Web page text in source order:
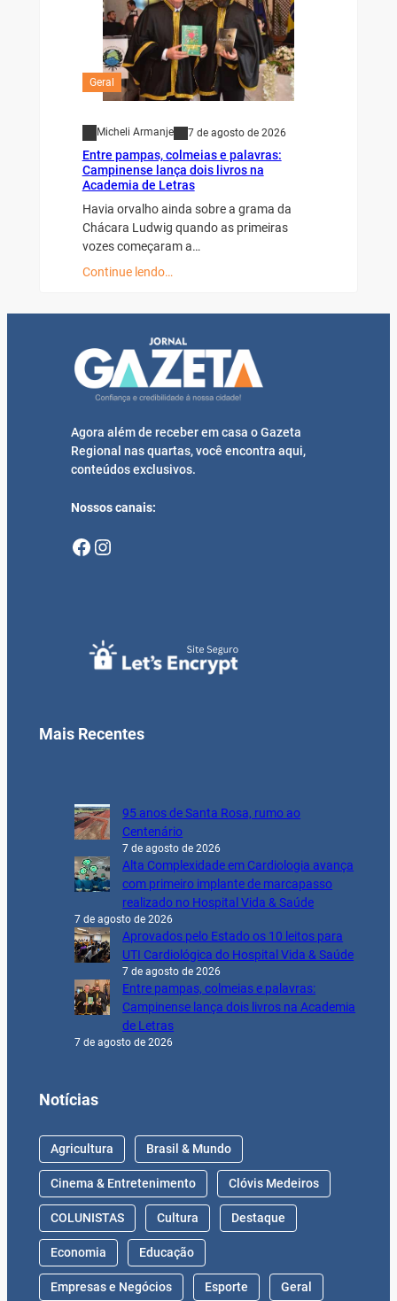
Geral
Micheli Armanje 7 de agosto de 2026
Entre pampas, colmeias e palavras:
Campinense lança dois livros na
Academia de Letras
Havia orvalho ainda sobre a grama da
Chácara Ludwig quando as primeiras
vozes começaram a…
Continue lendo…
Agora além de receber em casa o Gazeta
Regional nas quartas, você encontra aqui,
conteúdos exclusivos.
Nossos canais:
Facebook Instagram
Mais Recentes
95 anos de Santa Rosa, rumo ao
Centenário
7 de agosto de 2026
Alta Complexidade em Cardiologia avança
com primeiro implante de marcapasso
realizado no Hospital Vida & Saúde
7 de agosto de 2026
Aprovados pelo Estado os 10 leitos para
UTI Cardiológica do Hospital Vida & Saúde
7 de agosto de 2026
Entre pampas, colmeias e palavras:
Campinense lança dois livros na Academia
de Letras
7 de agosto de 2026
Notícias
Agricultura Brasil & Mundo
Cinema & Entretenimento Clóvis Medeiros
COLUNISTAS Cultura Destaque
Economia Educação
Empresas e Negócios Esporte Geral